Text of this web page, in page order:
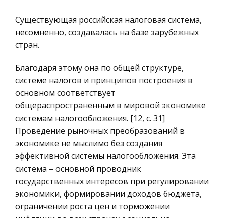
России
Ценные бумаги
Гражданское право
Трудовое право
История государства и права зарубежных
стран
Транспорт
Банковское дело и кредитование
Здоровье
Биржевое дело
Биология
Экономико-математическое
Страна существенно пострадала от конфликтов
в Абхазии и Южной Осетии, в результате
которых 300 000 человек вынуждены были
значительная часть физического капитала
Современные модели управление
образовательно-воспитательными
учреждениями. Модели управления
учреждениями (шпаргалка)
Понятие о управлении обр. учр. В словаре
управление-определяется как св-во
организованных сис-м различной природы.
(биолог, экосистемы, социосистемы и т.д)
термин возник недавно и это было связано с в
Существующая российская налоговая система,
несомненно, создавалась на базе зарубежных
стран.
Благодаря этому она по общей структуре,
системе налогов и принципов построения в
основном соответствует
общераспространенным в мировой экономике
системам налогообложения. [12, с. 31]
Проведение рыночных преобразований в
экономике не мыслимо без создания
эффективной системы налогообложения. Эта
система – основной проводник
государственных интересов при регулировании
экономики, формировании доходов бюджета,
ограничении роста цен и торможении